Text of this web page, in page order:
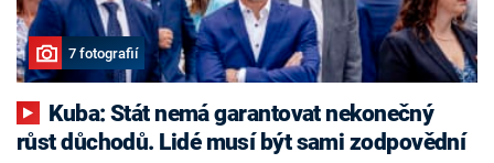
7 fotografií
růst důchodů. Lidé musí být sami zodpovědní